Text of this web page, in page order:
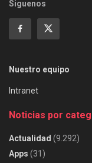
Siguenos
Nuestro equipo
Intranet
Noticias por
Actualidad (9.292)
Apps (31)